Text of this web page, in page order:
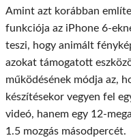
Amint azt korábban
funkciója az iPhone 6-
teszi, hogy animált
azokat támogatott
működésének módja az,
készítésekor vegyen fel
videó, hanem egy 12-
1.5 mozgás másodpercét.